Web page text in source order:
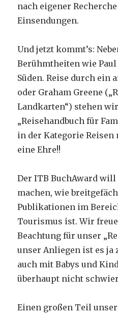
nach eigener
Einsendungen.
Und jetzt kommt’s:
Berühmtheiten wie
Süden. Reise durch ein
oder Graham Greene
Landkarten“) stehen
„Reisehandbuch für
in der Kategorie
eine Ehre!!
Der ITB BuchAward
machen, wie
Publikationen im
Tourismus ist. Wir
Beachtung für unser
unser Anliegen ist es ja
auch mit Babys und
überhaupt nicht
Einen großen Teil